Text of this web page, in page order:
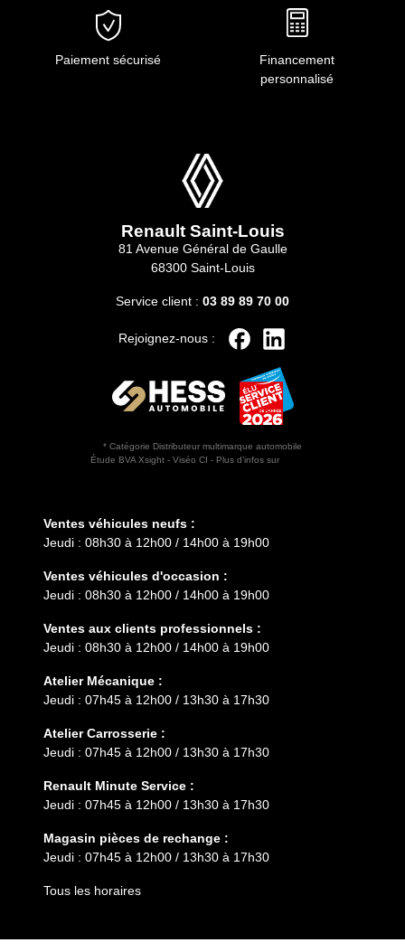
Paiement sécurisé
Financement
personnalisé
Renault Saint-Louis
81 Avenue Général de Gaulle
68300 Saint-Louis
Service client : 03 89 89 70 00
Rejoignez-nous :
* Catégorie Distributeur multimarque automobile
Étude BVA Xsight - Viséo CI - Plus d’infos sur
Ventes véhicules neufs :
Jeudi : 08h30 à 12h00 / 14h00 à 19h00
Ventes véhicules d'occasion :
Jeudi : 08h30 à 12h00 / 14h00 à 19h00
Ventes aux clients professionnels :
Jeudi : 08h30 à 12h00 / 14h00 à 19h00
Atelier Mécanique :
Jeudi : 07h45 à 12h00 / 13h30 à 17h30
Atelier Carrosserie :
Jeudi : 07h45 à 12h00 / 13h30 à 17h30
Renault Minute Service :
Jeudi : 07h45 à 12h00 / 13h30 à 17h30
Magasin pièces de rechange :
Jeudi : 07h45 à 12h00 / 13h30 à 17h30
Tous les horaires
Entretien